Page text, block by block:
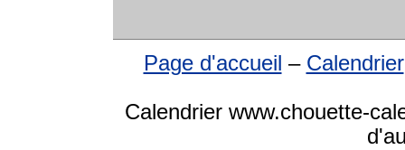
Page d'accueil – Calendrier
Calendrier www.chouette-